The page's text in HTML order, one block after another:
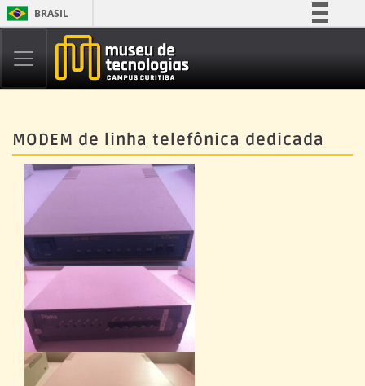
BRASIL
Participe
Legislação
MODEM de linha telefônica dedicada